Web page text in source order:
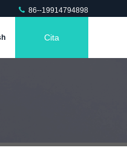
86--19914794898
Cita